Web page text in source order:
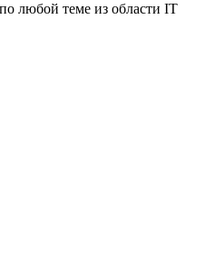
любой теме из области IT